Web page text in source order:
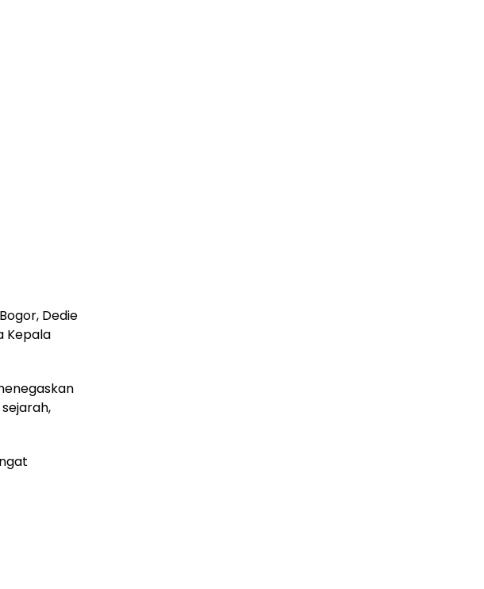
Dedie
Kepala